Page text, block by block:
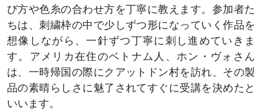
び方や色糸の合わせ方を丁寧に教えます。参加者た
ちは、刺繍枠の中で少しずつ形になっていく作品を
想像しながら、一針ずつ丁寧に刺し進めていきま
す。アメリカ在住のベトナム人、ホン・ヴォさん
は、一時帰国の際にクアットドン村を訪れ、その製
品の素晴らしさに魅了されてすぐに受講を決めたと
いいます。